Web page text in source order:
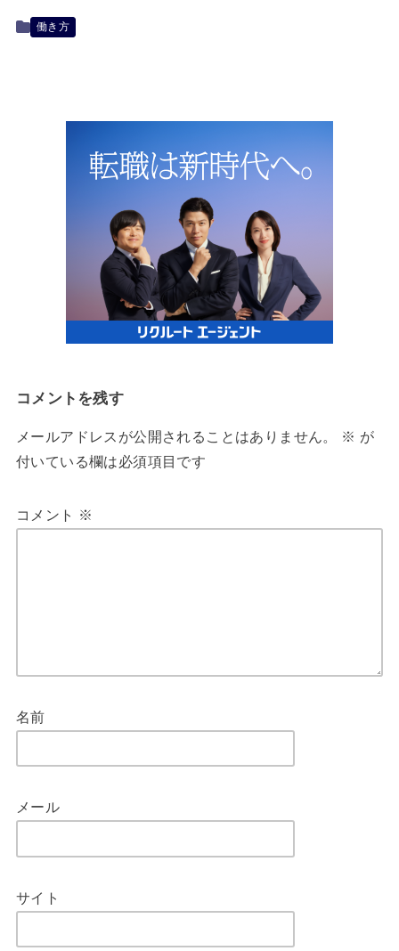
働き方
コメントを残す
メールアドレスが公開されることはありません。 ※ が
付いている欄は必須項目です
コメント ※
名前
メール
サイト